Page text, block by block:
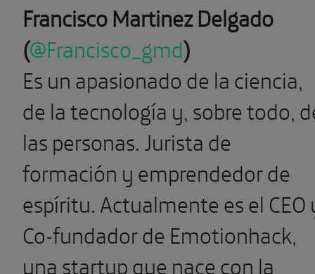
Francisco Martinez Delgado
(@Francisco_gmd)
Es un apasionado de la ciencia,
de la tecnología y, sobre todo,
las personas. Jurista de
formación y emprendedor de
espíritu. Actualmente es el CEO
Co-fundador de Emotionhack,
una startup que nace con la